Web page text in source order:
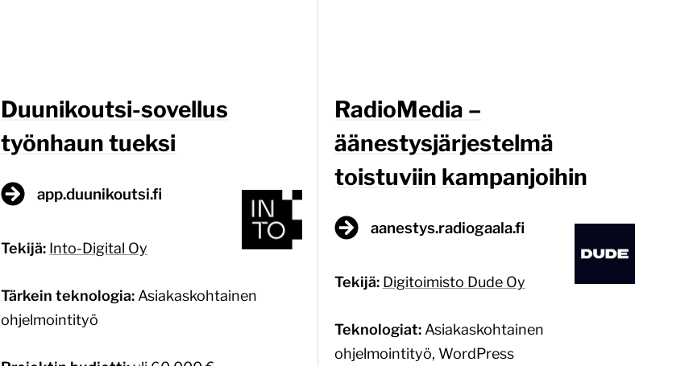
Duunikoutsi-sovellus
työnhaun tueksi
app.duunikoutsi.fi
Tekijä: Into-Digital Oy
Tärkein teknologia: Asiakaskohtainen
ohjelmointityö
RadioMedia –
äänestysjärjestelmä
toistuviin kampanjoihin
aanestys.radiogaala.fi
Tekijä: Digitoimisto Dude Oy
Teknologiat:Asiakaskohtainen
ohjelmointityö, WordPress